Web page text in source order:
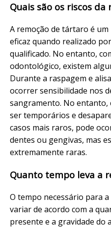
Quais são os riscos
A remoção de tártaro é
eficaz quando realizado
qualificado. No entanto,
odontológico, existem
Durante a raspagem e
ocorrer sensibilidade nos
sangramento. No entanto,
ser temporários e
casos mais raros, pode
dentes ou gengivas, mas
extremamente raras.
Quanto tempo leva a
O tempo necessário para
variar de acordo com a
presente e a gravidade do